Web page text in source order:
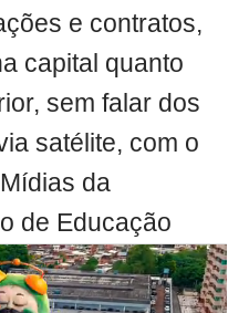
e contratos,
capital quanto
sem falar dos
satélite, com o
da
de Educação